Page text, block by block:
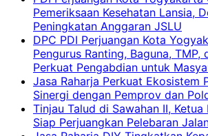
Pemeriksaan Kesehatan Lansia,
Peningkatan Anggaran JSLU
DPC PDI Perjuangan Kota
Pengurus Ranting, Baguna, TMP,
Perkuat Pengabdian untuk
Jasa Raharja Perkuat Ekosistem
Sinergi dengan Pemprov dan
Tinjau Talud di Sawahan II, Ketua
Siap Perjuangkan Pelebaran